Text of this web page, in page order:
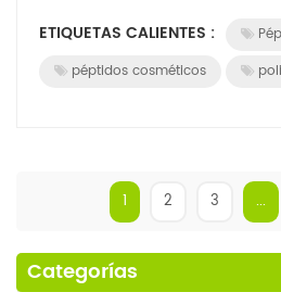
ETIQUETAS CALIENTES :
péptidos cosméticos
1 2 3 ...
Categorías